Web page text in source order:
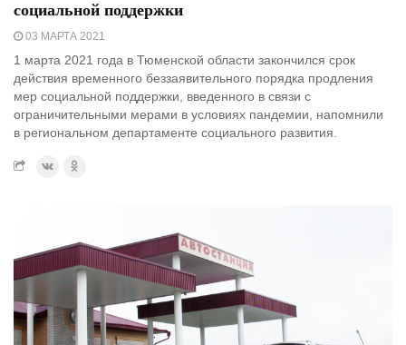
социальной поддержки
03 МАРТА 2021
1 марта 2021 года в Тюменской области закончился срок
действия временного беззаявительного порядка продления
мер социальной поддержки, введенного в связи с
ограничительными мерами в условиях пандемии, напомнили
в региональном департаменте социального развития.